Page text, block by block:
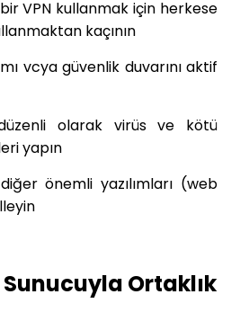
VPN kullanmak için herkese
kaçının
vcya güvenlik duvarını aktif
olarak virüs ve kötü
yapın
önemli yazılımları (web
Ortaklık